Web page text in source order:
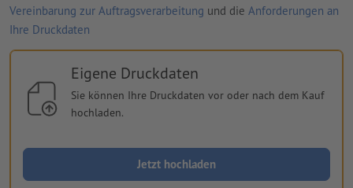
Vereinbarung zur Auftragsverarbeitung und die Anforderungen an
Ihre Druckdaten
Eigene Druckdaten
Sie können Ihre Druckdaten vor oder nach dem Kauf
hochladen.
Jetzt hochladen